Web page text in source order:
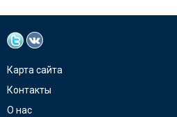
Карта сайта
Контакты
О нас